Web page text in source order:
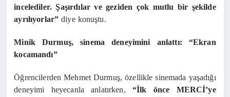
incelediler. Şaşırdılar ve geziden çok mutlu bir şekilde
ayrılıyorlar”diye konuştu.
Minik Durmuş, sinema deneyimini anlattı: “Ekran
kocamandı”
Öğrencilerden Mehmet Durmuş, özellikle sinemada yaşadığı
deneyimi heyecanla anlatırken, “İlk önce MERCİ’ye